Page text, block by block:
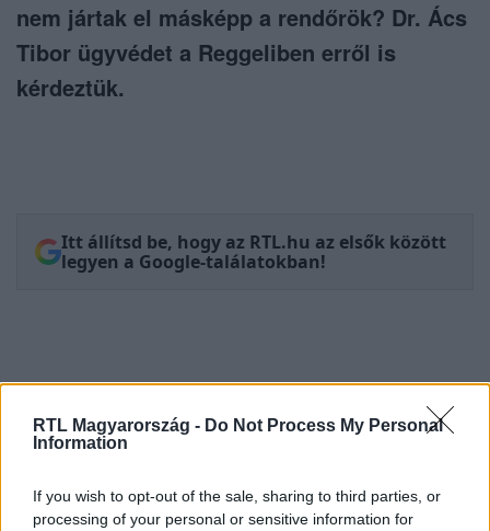
RTL Magyarország - Do Not Process My Personal
Information
If you wish to opt-out of the sale, sharing to third parties, or
processing of your personal or sensitive information for
nem jártak el másképp a rendőrök? Dr. Ács
Tibor ügyvédet a Reggeliben erről is
kérdeztük.
Itt állítsd be, hogy az RTL.hu az elsők között
legyen a Google-találatokban!